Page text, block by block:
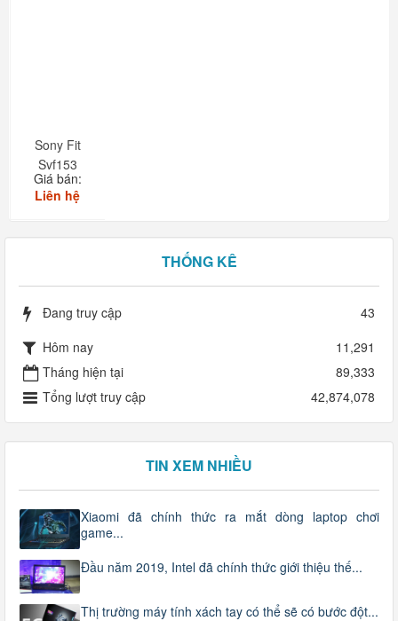
Sony Fit
Svf153
Touch
Giá bán:
Liên hệ
THỐNG KÊ
Đang truy cập
43
Hôm nay
11,291
Tháng hiện tại
89,333
Tổng lượt truy cập
42,874,078
TIN XEM NHIỀU
Xiaomi đã chính thức ra mắt dòng laptop chơi
game...
Đầu năm 2019, Intel đã chính thức giới thiệu thế...
Thị trường máy tính xách tay có thể sẽ có bước đột...